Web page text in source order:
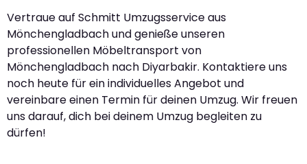
Vertraue auf Schmitt Umzugsservice aus
Mönchengladbach und genieße unseren
professionellen Möbeltransport von
Mönchengladbach nach Diyarbakir. Kontaktiere uns
noch heute für ein individuelles Angebot und
vereinbare einen Termin für deinen Umzug. Wir freuen
uns darauf, dich bei deinem Umzug begleiten zu
dürfen!